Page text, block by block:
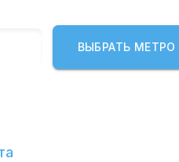
ВЫБРАТЬ МЕТРО